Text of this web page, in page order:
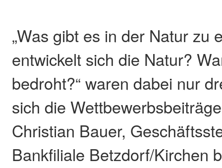
„Was gibt es in der Natur zu
entwickelt sich die Natur?
bedroht?“ waren dabei nur
sich die
Christian Bauer,
Bankfiliale Betzdorf/Kirchen